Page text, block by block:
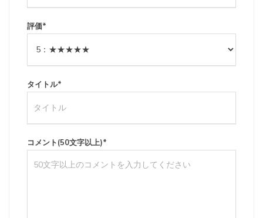
評価*
タイトル*
コメント(50文字以上)*